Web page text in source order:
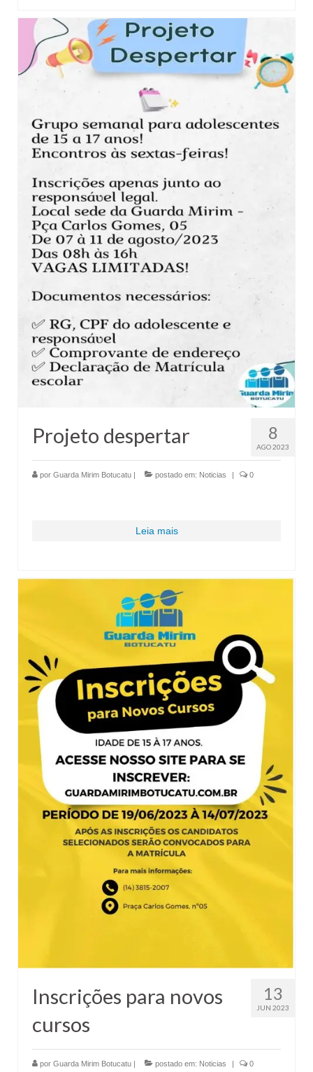
8
AGO 2023
Projeto despertar
por Guarda Mirim Botucatu | postado em: Noticias | 0
Leia mais
13
JUN 2023
Inscrições para novos
cursos
por Guarda Mirim Botucatu | postado em: Noticias | 0